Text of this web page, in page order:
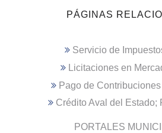
PÁGINAS
Servicio de
Licitaciones en
Pago de
Crédito Aval del Estado;
PORTALES